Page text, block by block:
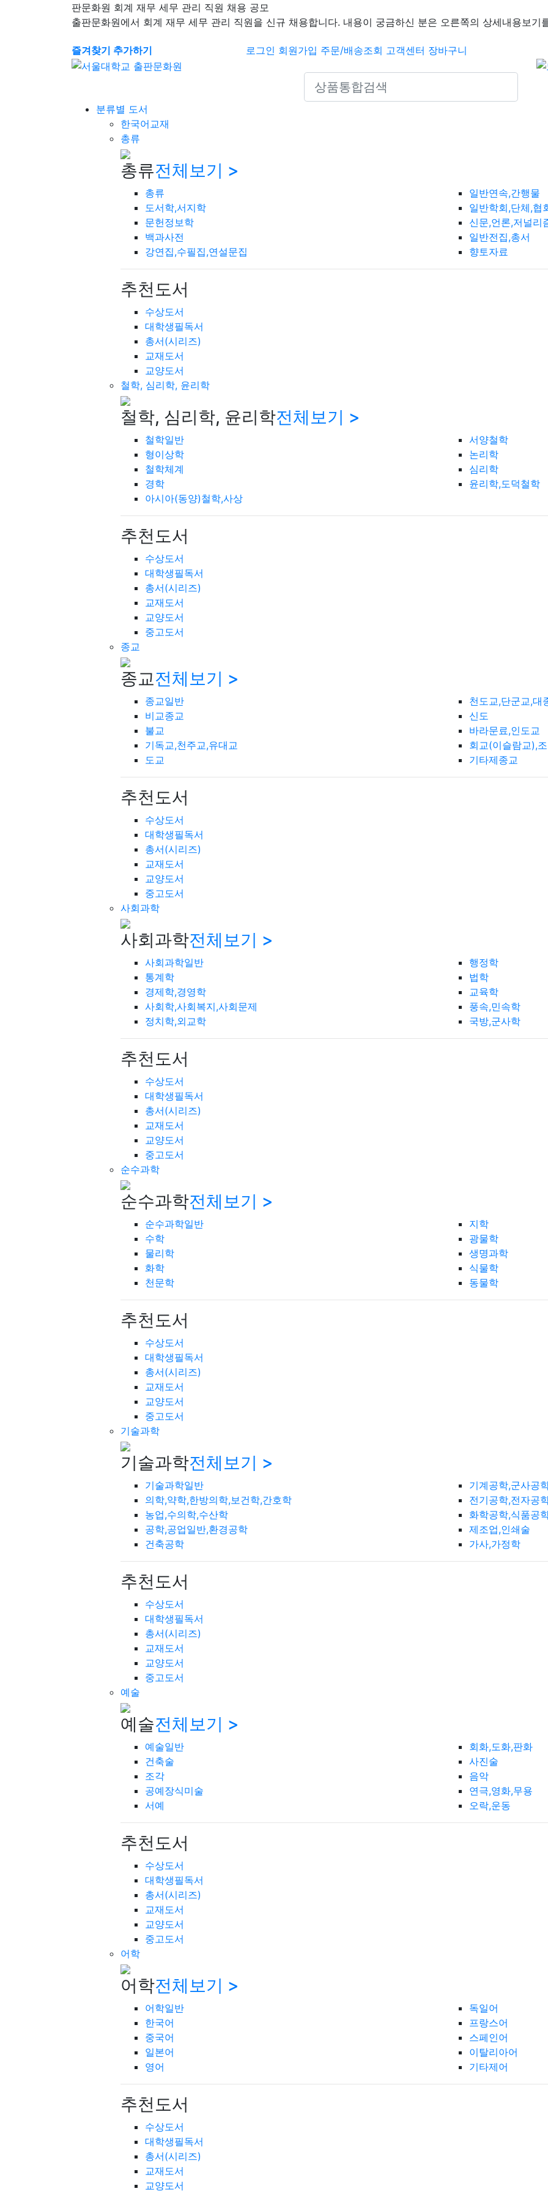
판문화원 회계 재무 세무 관리 직원 채용 공모
출판문화원에서 회계 재무 세무 관리 직원을 신규 채용합니다. 내용이 궁금하신 분은 오른쪽의 상세내용보기
즐겨찾기 추가하기 로그인 회원가입 주문/배송조회 고객센터 장바구니
Search icons
분류별 도서
한국어교재
총류
총류전체보기 >
총류
도서학,서지학
문헌정보학
백과사전
강연집,수필집,연설문집
일반연속,간행물
일반학회,단체,협
신문,언론,저널리
일반전집,총서
향토자료
추천도서
수상도서
대학생필독서
총서(시리즈)
교재도서
교양도서
철학, 심리학, 윤리학
철학, 심리학, 윤리학전체보기 >
철학일반
형이상학
철학체계
경학
아시아(동양)철학,사상
서양철학
논리학
심리학
윤리학,도덕철학
추천도서
수상도서
대학생필독서
총서(시리즈)
교재도서
교양도서
중고도서
종교
종교전체보기 >
종교일반
비교종교
불교
기독교,천주교,유대교
도교
천도교,단군교,대
신도
바라문료,인도교
회교(이슬람교),
기타제종교
추천도서
수상도서
대학생필독서
총서(시리즈)
교재도서
교양도서
중고도서
사회과학
사회과학전체보기 >
사회과학일반
통계학
경제학,경영학
사회학,사회복지,사회문제
정치학,외교학
행정학
법학
교육학
풍속,민속학
국방,군사학
추천도서
수상도서
대학생필독서
총서(시리즈)
교재도서
교양도서
중고도서
순수과학
순수과학전체보기 >
순수과학일반
수학
물리학
화학
천문학
지학
광물학
생명과학
식물학
동물학
추천도서
수상도서
대학생필독서
총서(시리즈)
교재도서
교양도서
중고도서
기술과학
기술과학전체보기 >
기술과학일반
의학,약학,한방의학,보건학,간호학
농업,수의학,수산학
공학,공업일반,환경공학
건축공학
기계공학,군사공
전기공학,전자공
화학공학,식품공
제조업,인쇄술
가사,가정학
추천도서
수상도서
대학생필독서
총서(시리즈)
교재도서
교양도서
중고도서
예술
예술전체보기 >
예술일반
건축술
조각
공예장식미술
서예
회화,도화,판화
사진술
음악
연극,영화,무용
오락,운동
추천도서
수상도서
대학생필독서
총서(시리즈)
교재도서
교양도서
중고도서
어학
어학전체보기 >
어학일반
한국어
중국어
일본어
영어
독일어
프랑스어
스페인어
이탈리아어
기타제어
추천도서
수상도서
대학생필독서
총서(시리즈)
교재도서
교양도서